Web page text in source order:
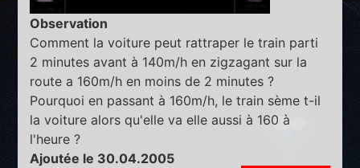
Observation
Comment la voiture peut rattraper le train parti
2 minutes avant à 140m/h en zigzagant sur la
route a 160m/h en moins de 2 minutes ?
Pourquoi en passant à 160m/h, le train sème t-il
la voiture alors qu'elle va elle aussi à 160 à
l'heure ?
Ajoutée le 30.04.2005